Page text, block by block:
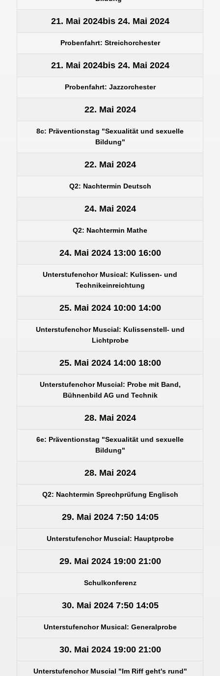
21. Mai 2024bis 24. Mai 2024
Probenfahrt: Streichorchester
21. Mai 2024bis 24. Mai 2024
Probenfahrt: Jazzorchester
22. Mai 2024
8c: Präventionstag "Sexualität und sexuelle
Bildung"
22. Mai 2024
Q2: Nachtermin Deutsch
24. Mai 2024
Q2: Nachtermin Mathe
24. Mai 202413:00 16:00
Unterstufenchor Musical: Kulissen- und
Technikeinreichtung
25. Mai 202410:00 14:00
Unterstufenchor Muscial: Kulissenstell- und
Lichtprobe
25. Mai 202414:00 18:00
Unterstufenchor Muscial: Probe mit Band,
Bühnenbild AG und Technik
28. Mai 2024
6e: Präventionstag "Sexualität und sexuelle
Bildung"
28. Mai 2024
Q2: Nachtermin Sprechprüfung Englisch
29. Mai 20247:50 14:05
Unterstufenchor Muscial: Hauptprobe
29. Mai 202419:00 21:00
Schulkonferenz
30. Mai 20247:50 14:05
Unterstufenchor Musical: Generalprobe
30. Mai 202419:00 21:00
Unterstufenchor Muscial "Im Riff geht's rund"